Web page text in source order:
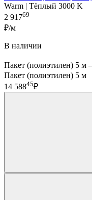
Warm | Тёплый 3000 K
2 91769
₽/м
В наличии
Пакет (полиэтилен) 5 м
Пакет (полиэтилен) 5 м
14 58845₽